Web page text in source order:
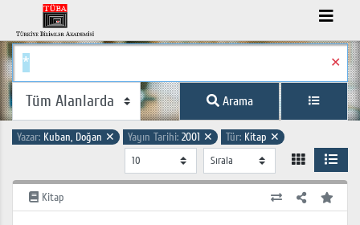
✕
Arama
Yazar: Kuban, Doğan ✕ Yayın Tarihi: 2001 ✕ Tür: Kitap ✕
Kitap